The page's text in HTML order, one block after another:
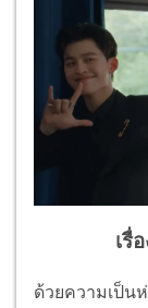
เรื่
ด้วยความเป็น